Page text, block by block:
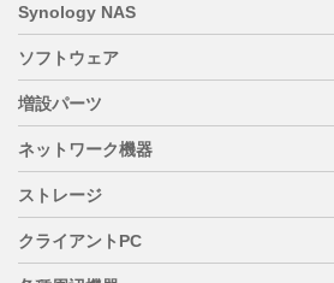
Synology NAS
ソフトウェア
増設パーツ
ネットワーク機器
ストレージ
クライアントPC